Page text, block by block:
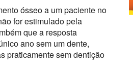
ósseo a um paciente no
for estimulado pela
que a resposta
ano sem um dente,
praticamente sem dentição